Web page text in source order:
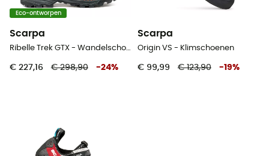
Eco-ontworpen
Scarpa
Ribelle Trek GTX - Wandelschoenen - Heren
€ 227,16 € 298,90 -24%
Scarpa
Origin VS - Klimschoenen
€ 99,99 € 123,90 -19%